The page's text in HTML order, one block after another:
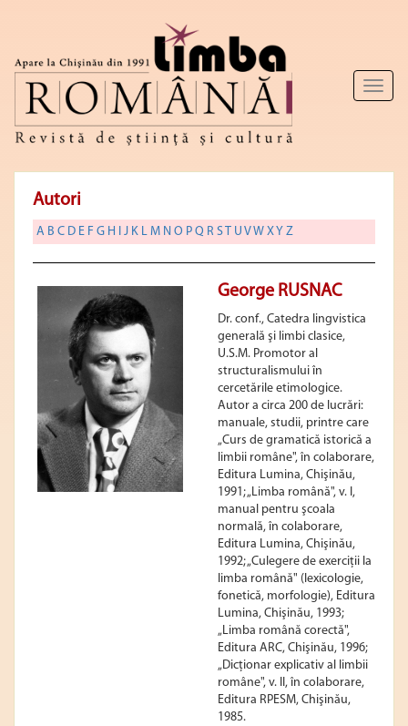
Toggle
Autori
A B C D E F G H I J K L M N O P Q R S T U VW X Y Z
George RUSNAC
Dr. conf., Catedra lingvistica
generală şi limbi clasice,
U.S.M. Promotor al
structuralismului în
cercetările etimologice.
Autor a circa 200 de lucrări:
manuale, studii, printre care
„Curs de gramatică istorică a
limbii române", în colaborare,
Editura Lumina, Chişinău,
1991; „Limba română", v. I,
manual pentru şcoala
normală, în colaborare,
Editura Lumina, Chişinău,
1992; „Culegere de exerciţii la
limba română" (lexicologie,
fonetică, morfologie), Editura
Lumina, Chişinău, 1993;
„Limba română corectă",
Editura ARC, Chişinău, 1996;
„Dicţionar explicativ al limbii
române", v. II, în colaborare,
Editura RPESM, Chişinău,
1985.